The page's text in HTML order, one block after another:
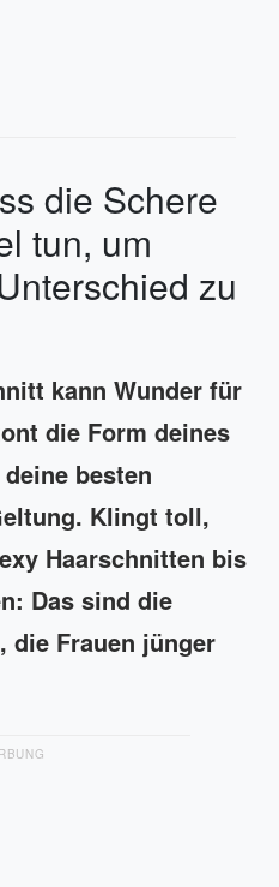
die Schere
tun, um
zu
kann Wunder für
die Form deines
besten
Klingt toll,
Haarschnitten bis
Das sind die
die Frauen jünger